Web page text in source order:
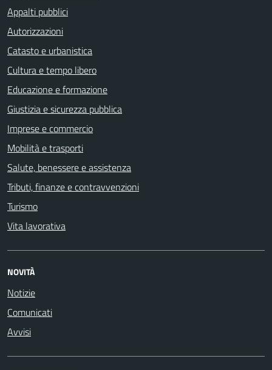
Appalti pubblici
Autorizzazioni
Catasto e urbanistica
Cultura e tempo libero
Educazione e formazione
Giustizia e sicurezza pubblica
Imprese e commercio
Mobilità e trasporti
Salute, benessere e assistenza
Tributi, finanze e contravvenzioni
Turismo
Vita lavorativa
NOVITÀ
Notizie
Comunicati
Avvisi